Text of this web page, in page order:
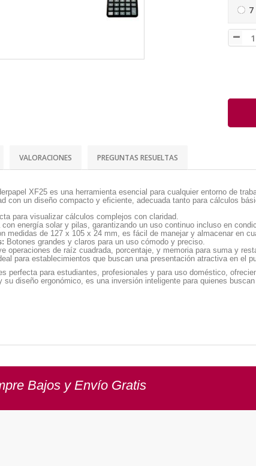
VALORACIONES PREGUNTAS RESUELTAS
XF25 es una herramienta esencial para cualquier entorno de
con un diseño compacto y eficiente, adecuada tanto para cálculos
para visualizar cálculos complejos con claridad.
con energía solar y pilas, garantizando un uso continuo incluso en
medidas de 127 x 105 x 24 mm, es fácil de manejar y almacenar en
Botones grandes y claros para un uso cómodo y preciso.
operaciones de raíz cuadrada, porcentaje, y memoria para suma y
para establecimientos que buscan una presentación atractiva en el
perfecta para estudiantes, profesionales y para uso doméstico,
su diseño ergonómico, es una inversión inteligente para quienes
Bajos y Envío Gratis